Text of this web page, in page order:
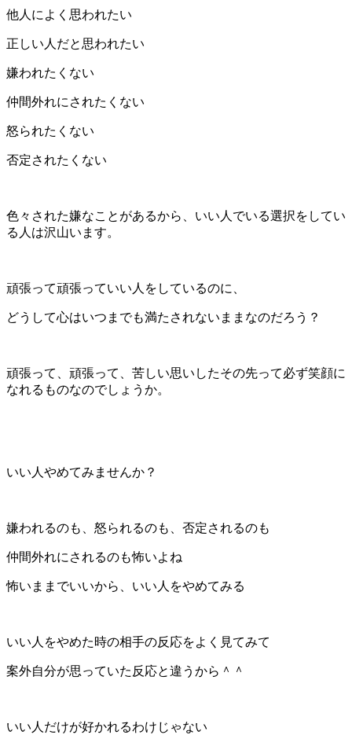
他人によく思われたい
正しい人だと思われたい
嫌われたくない
仲間外れにされたくない
怒られたくない
否定されたくない
色々された嫌なことがあるから、いい人でいる選択をしてい
る人は沢山います。
頑張って頑張っていい人をしているのに、
どうして心はいつまでも満たされないままなのだろう？
頑張って、頑張って、苦しい思いしたその先って必ず笑顔に
なれるものなのでしょうか。
いい人やめてみませんか？
嫌われるのも、怒られるのも、否定されるのも
仲間外れにされるのも怖いよね
怖いままでいいから、いい人をやめてみる
いい人をやめた時の相手の反応をよく見てみて
案外自分が思っていた反応と違うから＾＾
いい人だけが好かれるわけじゃない